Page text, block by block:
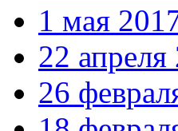
1 мая
22
26